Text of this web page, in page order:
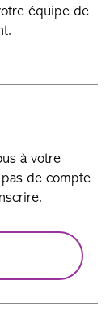
équipe de
à votre
de compte